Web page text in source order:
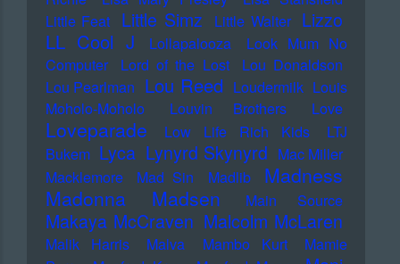
Little Feat Little Simz Little Walter Lizzo
LL Cool J Lollapalooza
Look Mum No
Computer
Lord of the Lost
Lou Donaldson
Lou Pearlman Lou Reed Loudermilk Louis
Moholo-Moholo
Louvin Brothers Love
Loveparade Low Life Rich Kids
LTJ
Bukem Lyca Lynyrd Skynyrd Mac Miller
Macklemore
Mad Sin Madlib
Madness
Madonna
Madsen Main Source
Makaya McCraven Malcolm McLaren
Malik Harris Malva Mambo Kurt
Mamie